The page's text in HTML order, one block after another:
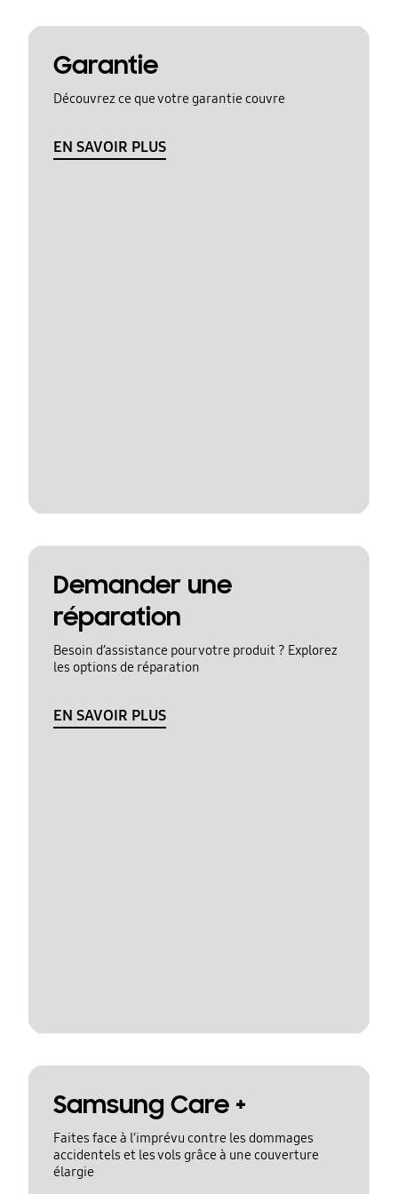
Garantie
Découvrez ce que votre garantie couvre
EN SAVOIR PLUS
Demander une
réparation
Besoin d’assistance pour votre produit ? Explorez
les options de réparation
EN SAVOIR PLUS
Samsung Care +
Faites face à l’imprévu contre les dommages
accidentels et les vols grâce à une couverture
élargie